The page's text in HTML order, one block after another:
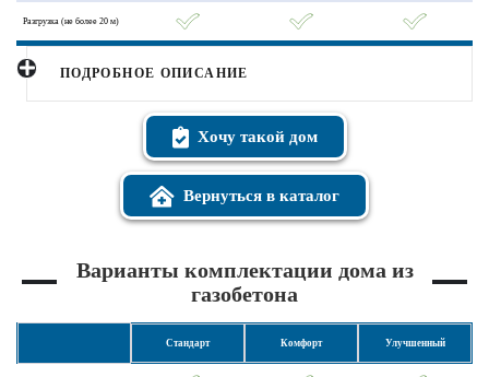
Разгрузка (не более 20 м)
ПОДРОБНОЕ ОПИСАНИЕ
Хочу такой дом
Вернуться в каталог
Варианты комплектации дома из
газобетона
Стандарт Комфорт Улучшенный